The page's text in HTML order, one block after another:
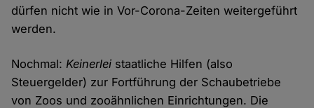
dürfen nicht wie in Vor-Corona-Zeiten weitergeführt
werden.
Nochmal: Keinerlei staatliche Hilfen (also
Steuergelder) zur Fortführung der Schaubetriebe
von Zoos und zooähnlichen Einrichtungen. Die